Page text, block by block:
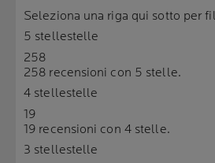
Seleziona una riga qui sotto per
5 stellestelle
258
258 recensioni con 5 stelle.
4 stellestelle
19
19 recensioni con 4 stelle.
3 stellestelle